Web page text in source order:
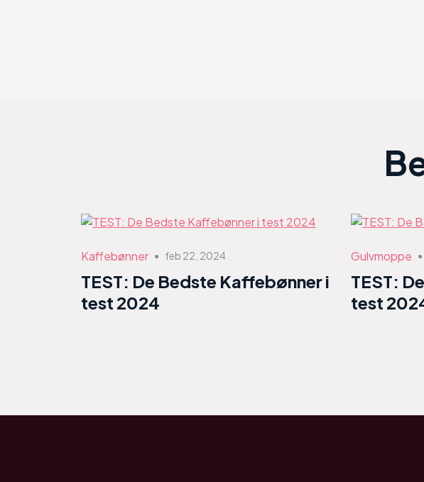
Kaffebønner ● feb 22, 2024
TEST: De Bedste Kaffebønner i
test 2024
Gulvmoppe ●
TEST:
test